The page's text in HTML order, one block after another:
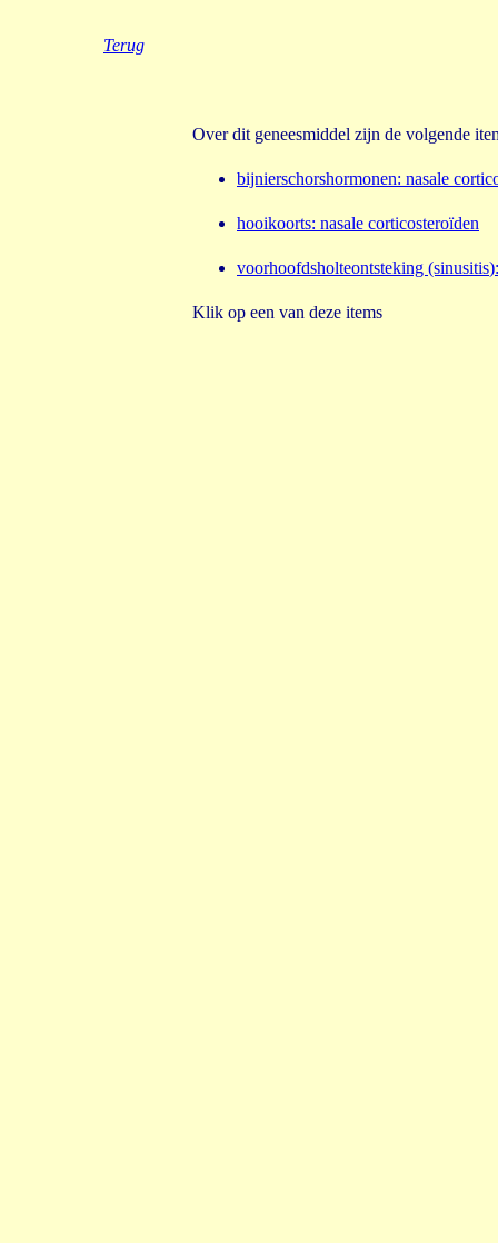
Terug
Over dit geneesmiddel zijn de volgende
bijnierschorshormonen: nasale
hooikoorts: nasale corticosteroïden
voorhoofdsholteontsteking (sinusitis
Klik op een van deze items